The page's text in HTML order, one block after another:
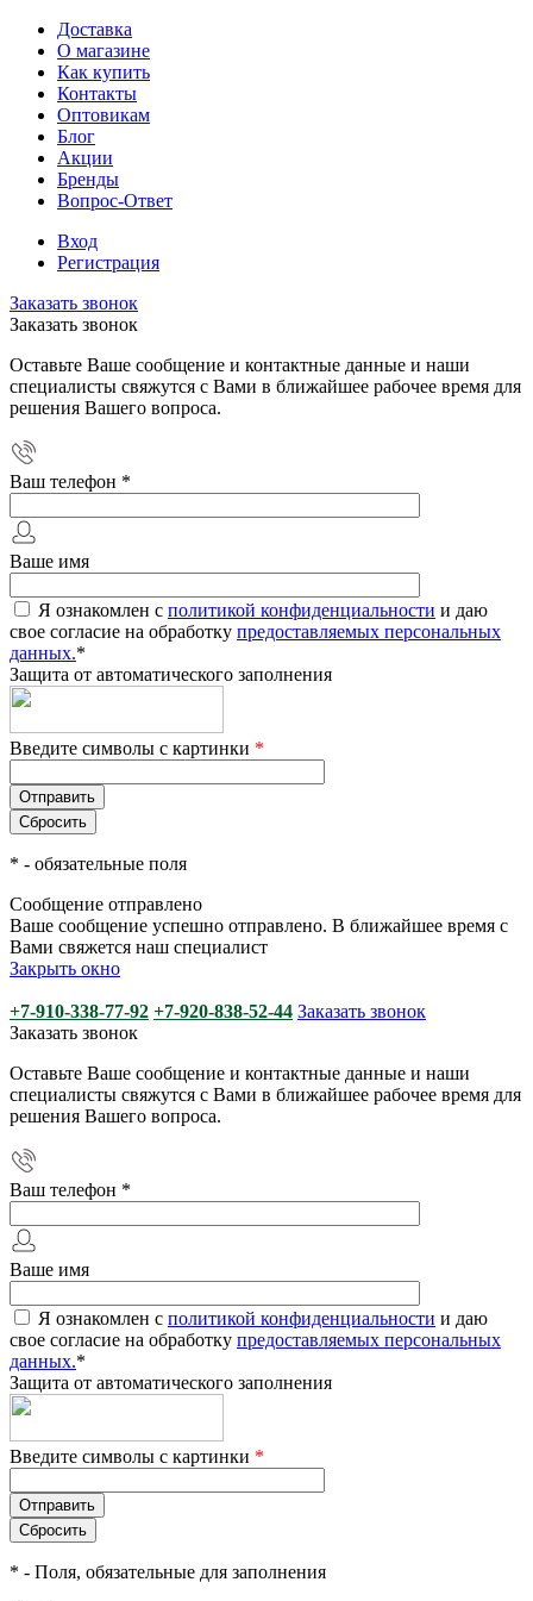
Доставка
О магазине
Как купить
Контакты
Оптовикам
Блог
Акции
Бренды
Вопрос-Ответ
Вход
Регистрация
Заказать звонок
Заказать звонок
Оставьте Ваше сообщение и контактные данные и наши
специалисты свяжутся с Вами в ближайшее рабочее время для
решения Вашего вопроса.
Ваш телефон *
Ваше имя
Я ознакомлен с политикой конфиденциальности и даю
свое согласие на обработку предоставляемых персональных
данных.*
Защита от автоматического заполнения
Введите символы с картинки *
* - обязательные поля
Сообщение отправлено
Ваше сообщение успешно отправлено. В ближайшее время с
Вами свяжется наш специалист
Закрыть окно
+7-910-338-77-92 +7-920-838-52-44 Заказать звонок
Заказать звонок
Оставьте Ваше сообщение и контактные данные и наши
специалисты свяжутся с Вами в ближайшее рабочее время для
решения Вашего вопроса.
Ваш телефон *
Ваше имя
Я ознакомлен с политикой конфиденциальности и даю
свое согласие на обработку предоставляемых персональных
данных.*
Защита от автоматического заполнения
Введите символы с картинки *
* - Поля, обязательные для заполнения